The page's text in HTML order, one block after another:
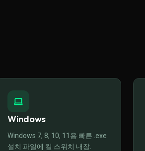
Windows
Windows 7, 8, 10, 11용 빠른 .exe
설치 파일에 킬 스위치 내장.